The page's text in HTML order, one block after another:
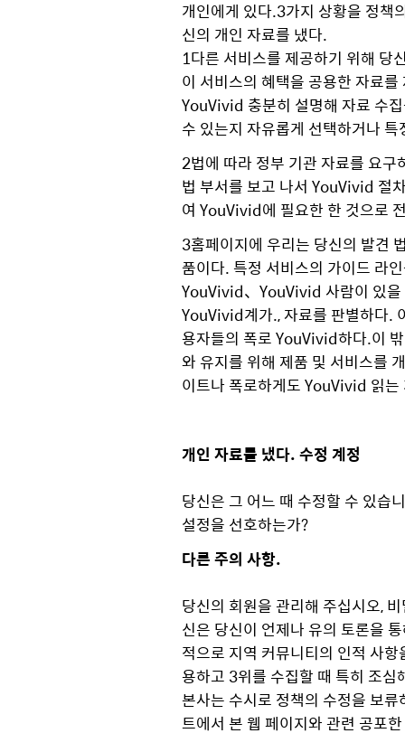
개인에게 있다.3가지 상황을 정
신의 개인 자료를 냈다.
1다른 서비스를 제공하기 위해 당
이 서비스의 혜택을 공용한 자료
YouVivid 충분히 설명해 자료 수
수 있는지 자유롭게 선택하거나
2법에 따라 정부 기관 자료를 요
법 부서를 보고 나서 YouVivid 절
여 YouVivid에 필요한 한 것으로
3홈페이지에 우리는 당신의 발견
품이다. 특정 서비스의 가이드 라
YouVivid、YouVivid 사람이 있을
YouVivid계가., 자료를 판별하다.
용자들의 폭로 YouVivid하다.이
와 유지를 위해 제품 및 서비스를
이트나 폭로하게도 YouVivid 읽
개인 자료를 냈다. 수정 계정
당신은 그 어느 때 수정할 수 있습
설정을 선호하는가?
다른 주의 사항.
당신의 회원을 관리해 주십시오,
신은 당신이 언제나 유의 토론을
적으로 지역 커뮤니티의 인적 사
용하고 3위를 수집할 때 특히 조
본사는 수시로 정책의 수정을 보
트에서 본 웹 페이지와 관련 공포